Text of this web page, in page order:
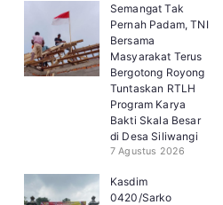
Semangat Tak
Pernah Padam, TNI
Bersama
Masyarakat Terus
Bergotong Royong
Tuntaskan RTLH
Program Karya
Bakti Skala Besar
di Desa Siliwangi
7 Agustus 2026
Kasdim
0420/Sarko